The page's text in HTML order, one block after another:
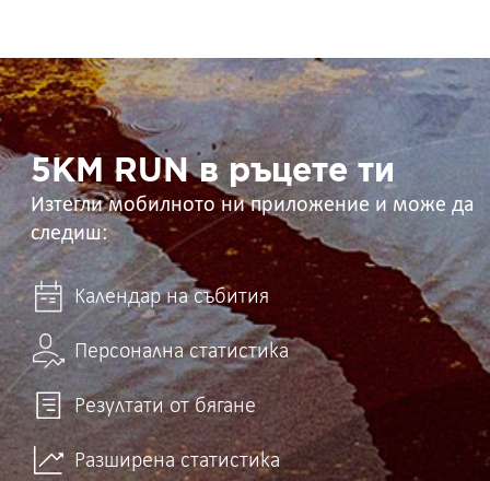
5KM
RUN
в
ръцете
ти 5KM RUN в ръцете ти
Изтегли мобилното ни приложение и може да
следиш:
Календар на събития
Персонална статистика
Резултати от бягане
Разширена статистика